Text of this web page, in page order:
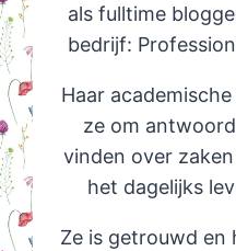
als fulltime
bedrijf:
Haar
ze om
vinden over
het dagelijks
Ze is getrouwd en